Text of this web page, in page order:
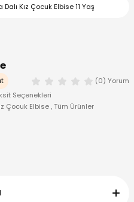
Dalı Kız Çocuk Elbise 11 Yaş
(0) Yorum
Seçenekleri
Çocuk Elbise ,Tüm Ürünler